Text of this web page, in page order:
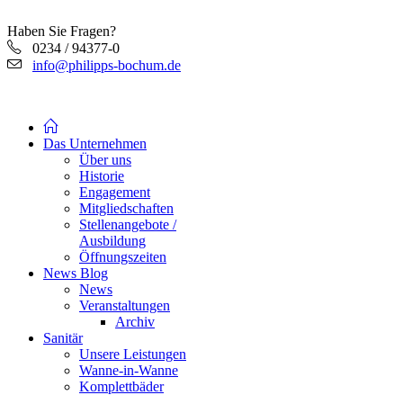
Haben Sie Fragen?
0234 / 94377-0
info@philipps-bochum.de
Das Unternehmen
Über uns
Historie
Engagement
Mitgliedschaften
Stellenangebote /
Ausbildung
Öffnungszeiten
News Blog
News
Veranstaltungen
Archiv
Sanitär
Unsere Leistungen
Wanne-in-Wanne
Komplettbäder